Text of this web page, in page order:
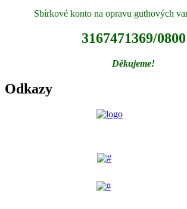
Sbírkové konto na opravu guthových
3167471369/0800
Děkujeme!
Odkazy